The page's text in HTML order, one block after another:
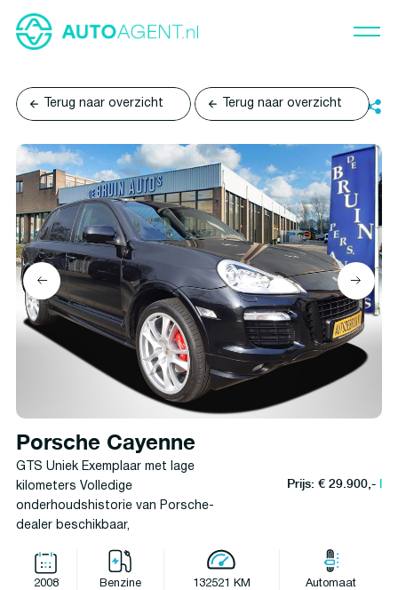
Terug naar overzicht Terug naar overzicht
Porsche Cayenne
GTS Uniek Exemplaar met lage
kilometers Volledige
onderhoudshistorie van Porsche-
dealer beschikbaar,
Prijs: € 29.900,-l
2008 Benzine 132521 KM Automaat